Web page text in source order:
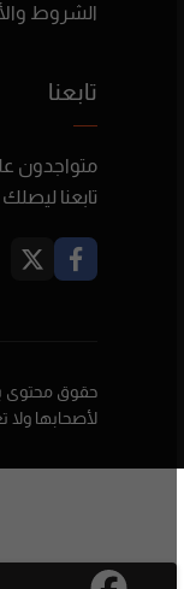
الشروط
تابعنا
متواجدون
تابعنا
حقوق محتوى
لأصحابها